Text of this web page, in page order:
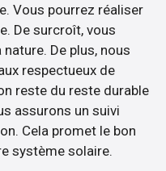
Vous pourrez réaliser
De surcroît, vous
De plus, nous
respectueux de
reste du reste durable
assurons un suivi
Cela promet le bon
système solaire.